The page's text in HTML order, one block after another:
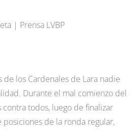
| Prensa LVBP
de los Cardenales de Lara nadie
Durante el mal comienzo del
todos, luego de finalizar
de la ronda regular,